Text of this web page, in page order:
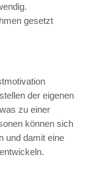
gesetzt
der eigenen
zu einer
können sich
und damit eine